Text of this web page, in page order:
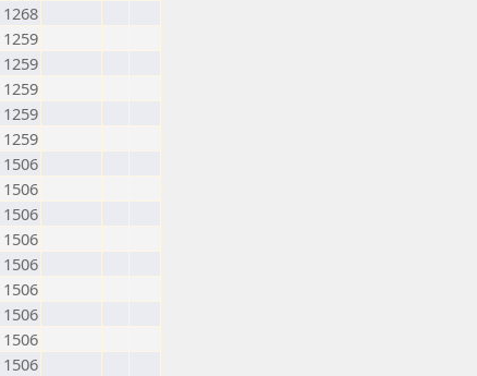
1268
1259
1259
1259
1259
1259
1506
1506
1506
1506
1506
1506
1506
1506
1506